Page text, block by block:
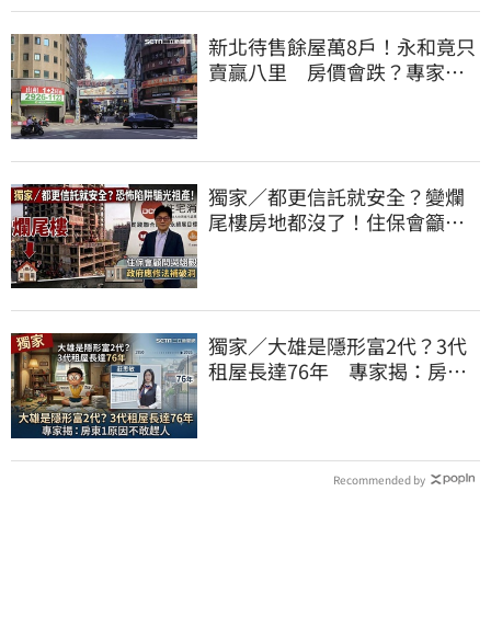
新北待售餘屋萬8戶！永和竟只
賣贏八里 房價會跌？專家：
獨家／都更信託就安全？變爛
尾樓房地都沒了！住保會籲修
獨家／大雄是隱形富2代？3代
租屋長達76年 專家揭：房東1
Recommended by